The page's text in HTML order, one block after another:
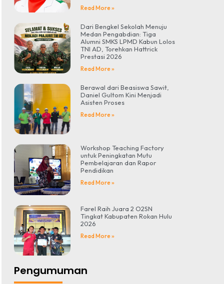
Read More »
Dari Bengkel Sekolah Menuju
Medan Pengabdian: Tiga
Alumni SMKS LPMD Kabun Lolos
TNI AD, Torehkan Hattrick
Prestasi 2026
Read More »
Berawal dari Beasiswa Sawit,
Daniel Gultom Kini Menjadi
Asisten Proses
Read More »
Workshop Teaching Factory
untuk Peningkatan Mutu
Pembelajaran dan Rapor
Pendidikan
Read More »
Farel Raih Juara 2 O2SN
Tingkat Kabupaten Rokan Hulu
2026
Read More »
Pengumuman